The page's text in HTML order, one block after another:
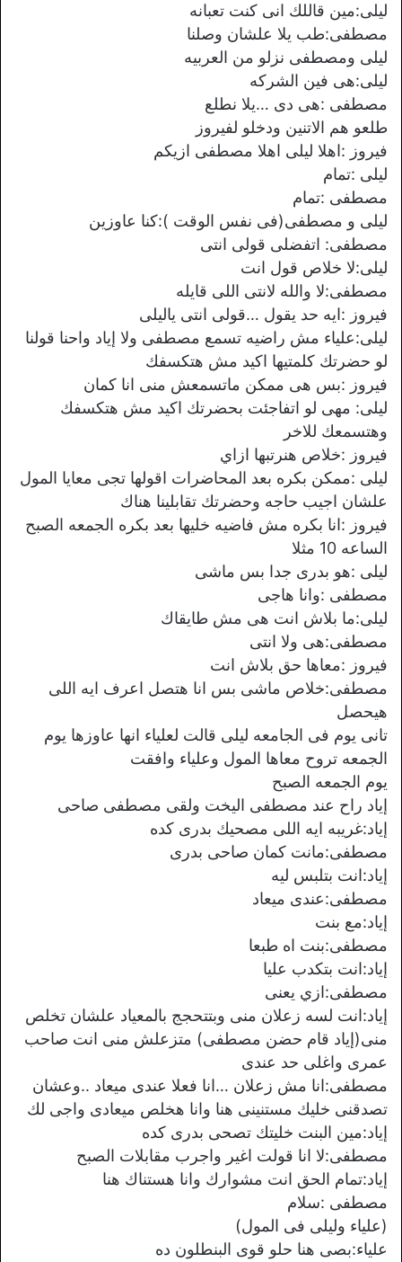
ليلى:مين قاللك انى كنت تعبانه
مصطفى:طب يلا علشان وصلنا
ليلى ومصطفى نزلو من العربيه
ليلى:هى فين الشركه
مصطفى :هى دى …يلا نطلع
طلعو هم الاتنين ودخلو لفيروز
فيروز :اهلا ليلى اهلا مصطفى ازيكم
ليلى :تمام
مصطفى :تمام
ليلى و مصطفى(فى نفس الوقت ):كنا عاوزين
مصطفى: اتفضلى قولى انتى
ليلى:لا خلاص قول انت
مصطفى:لا والله لانتى اللى قايله
فيروز :ايه حد يقول …قولى انتى ياليلى
ليلى:علياء مش راضيه تسمع مصطفى ولا إياد واحنا قولنا
لو حضرتك كلمتيها اكيد مش هتكسفك
فيروز :بس هى ممكن ماتسمعش منى انا كمان
ليلى: مهى لو اتفاجئت بحضرتك اكيد مش هتكسفك
وهتسمعك للاخر
فيروز :خلاص هنرتبها ازاي
ليلى :ممكن بكره بعد المحاضرات اقولها تجى معايا المول
علشان اجيب حاجه وحضرتك تقابلينا هناك
فيروز :انا بكره مش فاضيه خليها بعد بكره الجمعه الصبح
الساعه 10 مثلا
ليلى :هو بدرى جدا بس ماشى
مصطفى :وانا هاجى
ليلى:ما بلاش انت هى مش طايقاك
مصطفى:هى ولا انتى
فيروز :معاها حق بلاش انت
مصطفى:خلاص ماشى بس انا هتصل اعرف ايه اللى
هيحصل
تانى يوم فى الجامعه ليلى قالت لعلياء انها عاوزها يوم
الجمعه تروح معاها المول وعلياء وافقت
يوم الجمعه الصبح
إياد راح عند مصطفى اليخت ولقى مصطفى صاحى
إياد:غريبه ايه اللى مصحيك بدرى كده
مصطفى:مانت كمان صاحى بدرى
إياد:انت بتلبس ليه
مصطفى:عندى ميعاد
إياد:مع بنت
مصطفى:بنت اه طبعا
إياد:انت بتكدب عليا
مصطفى:ازي يعنى
إياد:انت لسه زعلان منى وبتتحجج بالمعياد علشان تخلص
منى(إياد قام حضن مصطفى) متزعلش منى انت صاحب
عمرى واغلى حد عندى
مصطفى:انا مش زعلان …انا فعلا عندى ميعاد ..وعشان
تصدقنى خليك مستنينى هنا وانا هخلص ميعادى واجى لك
إياد:مين البنت خليتك تصحى بدرى كده
مصطفى:لا انا قولت اغير واجرب مقابلات الصبح
إياد:تمام الحق انت مشوارك وانا هستناك هنا
مصطفى :سلام
(علياء وليلى فى المول)
علياء:بصى هنا حلو قوى البنطلون ده